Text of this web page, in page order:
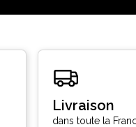
Livraison
dans toute la